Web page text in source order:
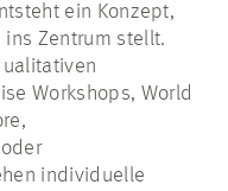
ein Konzept,
ins Zentrum stellt.
Workshops, World
individuelle